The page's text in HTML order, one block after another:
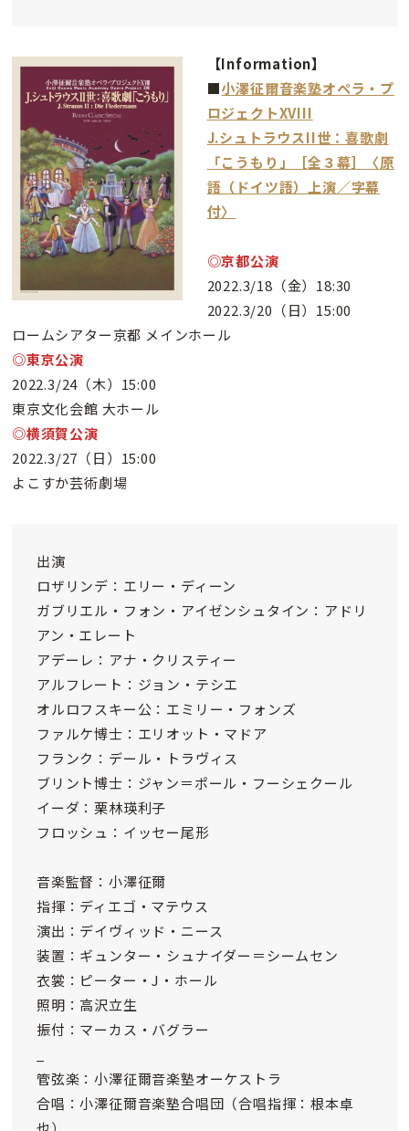
【Information】
■小澤征爾音楽塾オペラ・プ
ロジェクトXVIII
J.シュトラウスII世：喜歌劇
「こうもり」［全３幕］〈原
語（ドイツ語）上演／字幕
付〉
◎京都公演
2022.3/18（金）18:30
2022.3/20（日）15:00
ロームシアター京都 メインホール
◎東京公演
2022.3/24（木）15:00
東京文化会館 大ホール
◎横須賀公演
2022.3/27（日）15:00
よこすか芸術劇場
出演
ロザリンデ：エリー・ディーン
ガブリエル・フォン・アイゼンシュタイン：アドリ
アン・エレート
アデーレ：アナ・クリスティー
アルフレート：ジョン・テシエ
オルロフスキー公：エミリー・フォンズ
ファルケ博士：エリオット・マドア
フランク：デール・トラヴィス
ブリント博士：ジャン＝ポール・フーシェクール
イーダ：栗林瑛利子
フロッシュ：イッセー尾形
音楽監督：小澤征爾
指揮：ディエゴ・マテウス
演出：デイヴィッド・ニース
装置：ギュンター・シュナイダー＝シームセン
衣裳：ピーター・J・ホール
照明：高沢立生
振付：マーカス・バグラー
管弦楽：小澤征爾音楽塾オーケストラ
合唱：小澤征爾音楽塾合唱団（合唱指揮：根本卓